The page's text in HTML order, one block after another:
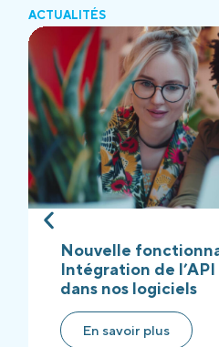
ACTUALITÉS
Nouvelle
Intégration de
dans nos logiciels
En savoir plus